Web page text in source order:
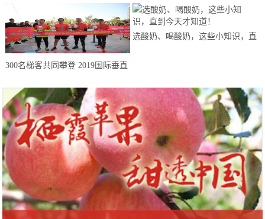
300名梯客共同攀登 2019国际垂直
站欢乐开跑
选酸奶、喝酸奶，这些小知识，直